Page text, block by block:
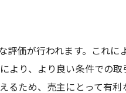
価が行われます。これに
り、より良い条件での取
るため、売主にとって有利